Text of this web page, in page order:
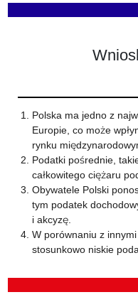
Polska ma jedno z
Europie, co może
rynku
Podatki pośrednie,
całkowitego ciężaru
Obywatele Polski
tym podatek
i akcyzę.
W porównaniu z
stosunkowo niskie